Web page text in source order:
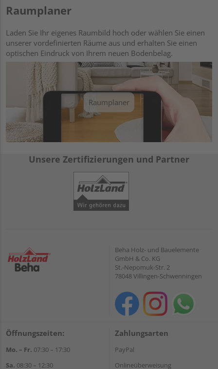
Raumplaner
Laden Sie Ihr eigenes Raumbild hoch oder wählen Sie einen
unserer vordefinierten Räume aus und erhalten Sie einen
optischen Eindruck von Ihrem neuen Bodenbelag.
Raumplaner
Unsere Zertifizierungen und Partner
Beha Holz- und Bauelemente
GmbH & Co. KG
St.-Nepomuk-Str. 2
78048 Villingen-Schwenningen
Öffnungszeiten:
Mo. – Fr. 07:30 – 17:30
Sa. 08:30 – 12:30
Zahlungsarten
PayPal
Onlineüberweisung